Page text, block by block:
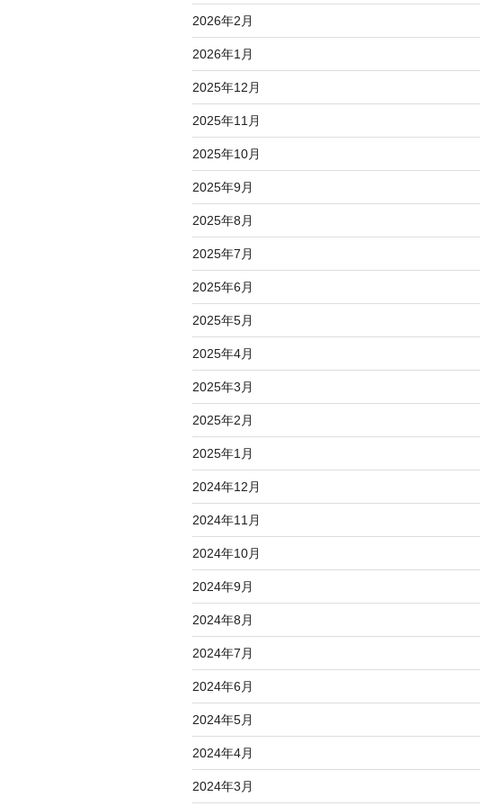
2026年2月
2026年1月
2025年12月
2025年11月
2025年10月
2025年9月
2025年8月
2025年7月
2025年6月
2025年5月
2025年4月
2025年3月
2025年2月
2025年1月
2024年12月
2024年11月
2024年10月
2024年9月
2024年8月
2024年7月
2024年6月
2024年5月
2024年4月
2024年3月